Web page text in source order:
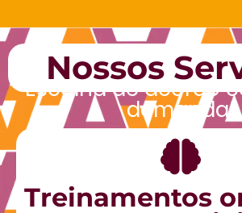
Nossos
Escolha de acordo
demanda!
Pílulas